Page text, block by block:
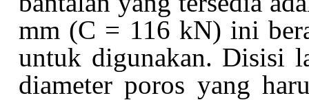
mm (C = 116 kN) ini
untuk digunakan. Disisi
diameter poros yang